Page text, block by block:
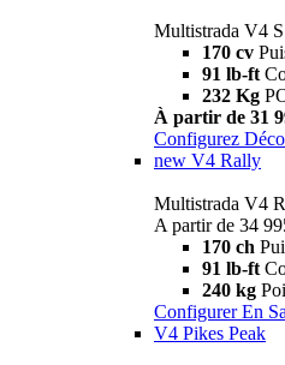
Multistrada V4 S
170 cv
91 lb-ft
232 Kg
À partir de 31
Configurez
new V4 Rally
Multistrada V4
A partir de 34
170 ch
91 lb-ft
240 kg
Configurer En
V4 Pikes Peak